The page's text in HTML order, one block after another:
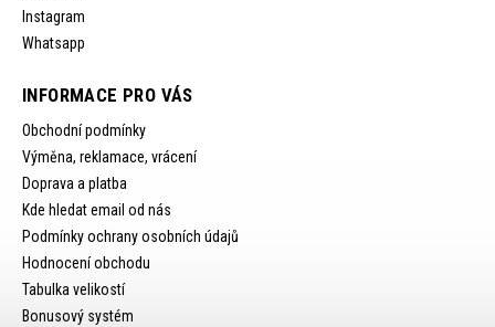
Instagram
Whatsapp
INFORMACE PRO VÁS
Obchodní podmínky
Výměna, reklamace, vrácení
Doprava a platba
Kde hledat email od nás
Podmínky ochrany osobních údajů
Hodnocení obchodu
Tabulka velikostí
Bonusový systém